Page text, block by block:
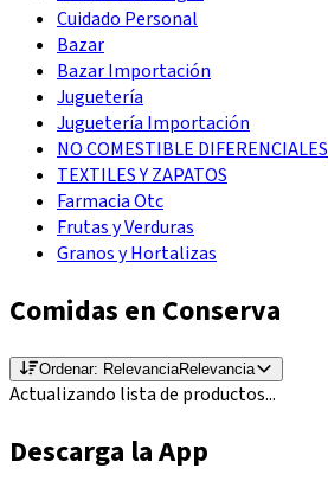
Cuidado Personal
Bazar
Bazar Importación
Juguetería
Juguetería Importación
NO COMESTIBLE DIFERENCIALES
TEXTILES Y ZAPATOS
Farmacia Otc
Frutas y Verduras
Granos y Hortalizas
Comidas en Conserva
Ordenar: RelevanciaRelevancia
Actualizando lista de productos...
Descarga la App